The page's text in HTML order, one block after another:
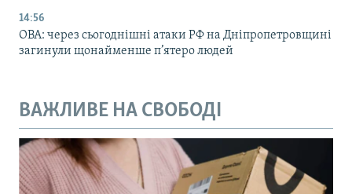
14:56
ОВА: через сьогоднішні атаки РФ на Дніпропетровщині
загинули щонайменше п’ятеро людей
ВАЖЛИВЕ НА СВОБОДІ